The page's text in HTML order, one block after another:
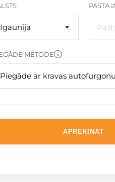
Igaunija
PASTA
METODE
Piegāde ar kravas
APRĒĶINĀT